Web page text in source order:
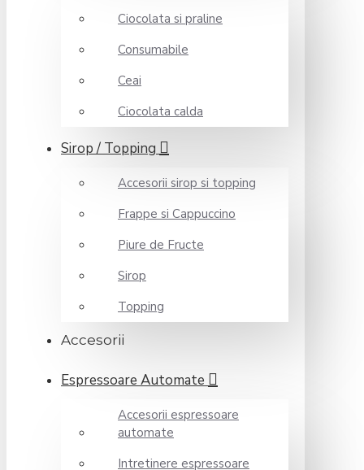
Ciocolata si praline
Consumabile
Ceai
Ciocolata calda
Sirop / Topping
Accesorii sirop si topping
Frappe si Cappuccino
Piure de Fructe
Sirop
Topping
Accesorii
Espressoare Automate
Accesorii espressoare
automate
Intretinere espressoare